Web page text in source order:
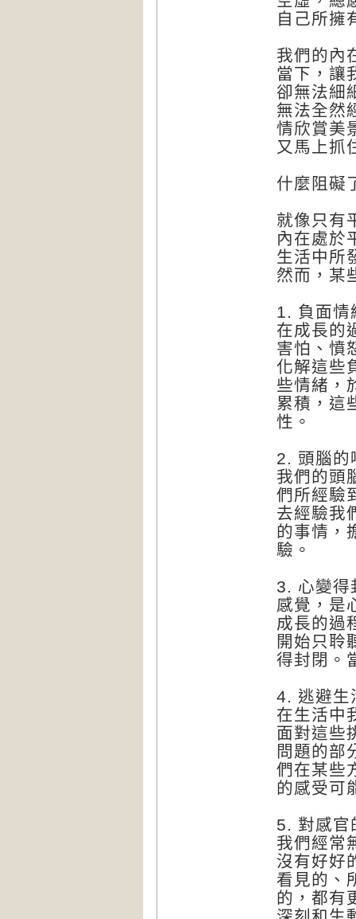
自己所擁
我們的內
當下，讓
卻無法細
無法全然
情欣賞美
又馬上抓
什麼阻礙
就像只有
內在處於
生活中所
然而，某
1. 負面情
在成長的
害怕、憤
化解這些
些情緒，
累積，這
性。
2. 頭腦的
我們的頭
們所經驗
去經驗我
的事情，
驗。
3. 心變得
感覺，是
成長的過
開始只聆
得封閉。
4. 逃避生
在生活中
面對這些
問題的部
們在某些
的感受可
5. 對感官
我們經常
沒有好好
看見的、
的，都有